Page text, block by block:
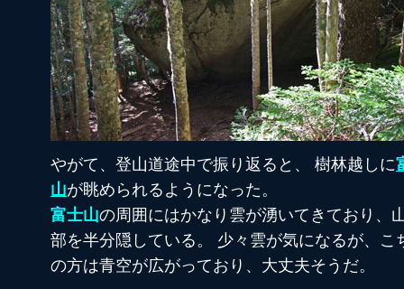
やがて、登山道途中で振り返ると、 樹林越しに
山が眺められるようになった。
富士山の周囲にはかなり雲が湧いてきており、
部を半分隠している。 少々雲が気になるが、こ
の方は青空が広がっており、大丈夫そうだ。